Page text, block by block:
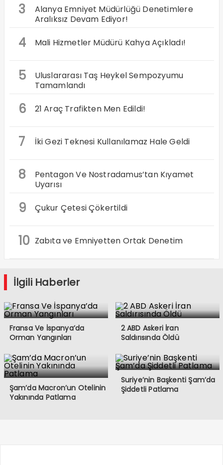
3
Alanya Emniyet Müdürlüğü Denetimlere
Aralıksız Devam Ediyor!
4 Mali Hizmetler Müdürü Kahya Açıkladı!
5
Uluslararası Taş Heykel Sempozyumu
Tamamlandı
6 21 Araç Trafikten Men Edildi!
7 İki Gezi Teknesi Kullanılamaz Hale Geldi
8
Pentagon Ve Nostradamus’tan Kıyamet
Uyarısı
9 Çukur Çetesi Çökertildi
10 Zabıta ve Emniyetten Ortak Denetim
İlgili Haberler
Fransa Ve İspanya’da
Orman Yangınları
2 ABD Askeri İran
Saldırısında Öldü
Şam’da Macron’un Otelinin
Yakınında Patlama
Suriye’nin Başkenti Şam’da
Şiddetli Patlama